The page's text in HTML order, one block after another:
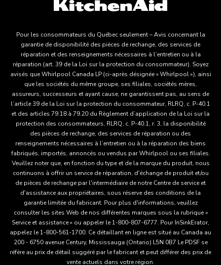
Pour les consommateurs du Québec seulement – Avis concernant la
garantie de disponibilité des pièces de rechange, des services de
réparation et des renseignements nécessaires à l’entretien ou à la
réparation (art. 39 de la Loi sur la protection du consommateur). Soyez
avisés que Whirlpool Canada LP (ci-après désignée « Whirlpool »), ainsi
que les sociétés du même groupe, ses filiales, sociétés mères,
assureurs, successeurs et ayant cause, ne garantissent pas, au sens de
l’article 39 de la Loi sur la protection du consommateur, RLRQ, c. P-40.1
et des articles 79.18 à 79.20 du Règlement d’application de la Loi sur la
protection des consommateurs, RLRQ, c. P-40.1, r. 3, la disponibilité
des pièces de rechange, des services de réparation ou des
renseignements nécessaires à l’entretien ou à la réparation des biens
fabriqués, importés, annoncés ou vendus par Whirlpool ou ses filiales.
Veuillez noter que, en fonction du type et de la marque du produit, nous
continuons à offrir un service de réparation, d'échange de produit et/ou
de pièces de rechange par l'intermédiaire de notre Centre de service et
d'assistance aux propriétaires, sous réserve des conditions de la
garantie limitée du fabricant. Pour plus d'informations, veuillez
consulter les sites Web de nos différentes marques sous la rubrique «
Service et assistance » ou appeler le 1-800-807-6777. Pour InSinkErator,
appelez le 1-800-561-1700. Ce détaillant en ligne est situé au Canada au
200 - 6750 avenue Century, Mississauga (Ontario) L5N 0B7 Le PDSF se
réfère au prix de détail suggéré par le fabricant et peut différer des prix de
vente actuels dans votre région.